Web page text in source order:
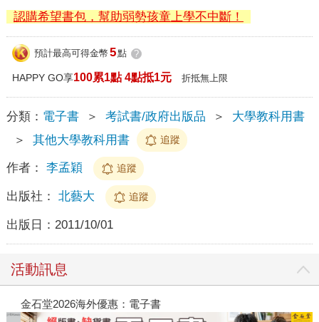
認購希望書包，幫助弱勢孩童上學不中斷！
預計最高可得金幣 5點 ?
HAPPY GO享100累1點 4點抵1元 折抵無上限
分類： 電子書 ＞ 考試書/政府出版品 ＞
大學教科用書
＞
其他大學教科用書 追蹤
作者： 李孟穎 追蹤
出版社： 北藝大 追蹤
出版日： 2011/10/01
活動訊息
金石堂2026海外優惠：電子書